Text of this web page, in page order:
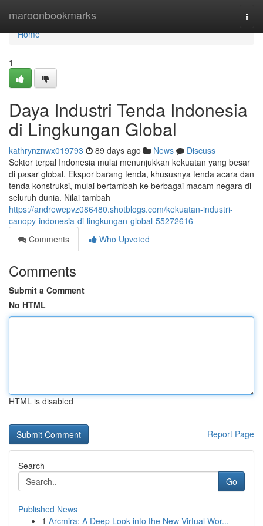
maroonbookmarks
Home
Home
1
Daya Industri Tenda Indonesia
di Lingkungan Global
kathrynznwx019793 89 days ago News
Discuss
Sektor terpal Indonesia mulai menunjukkan kekuatan yang besar
di pasar global. Ekspor barang tenda, khususnya tenda acara dan
tenda konstruksi, mulai bertambah ke berbagai macam negara di
seluruh dunia. Nilai tambah
https://andrewepvz086480.shotblogs.com/kekuatan-industri-
canopy-indonesia-di-lingkungan-global-55272616
Comments
Who Upvoted
Comments
Submit a Comment
No HTML
HTML is disabled
Report Page
Search
Go
Published News
1 Arcmira: A Deep Look into the New Virtual Wor...